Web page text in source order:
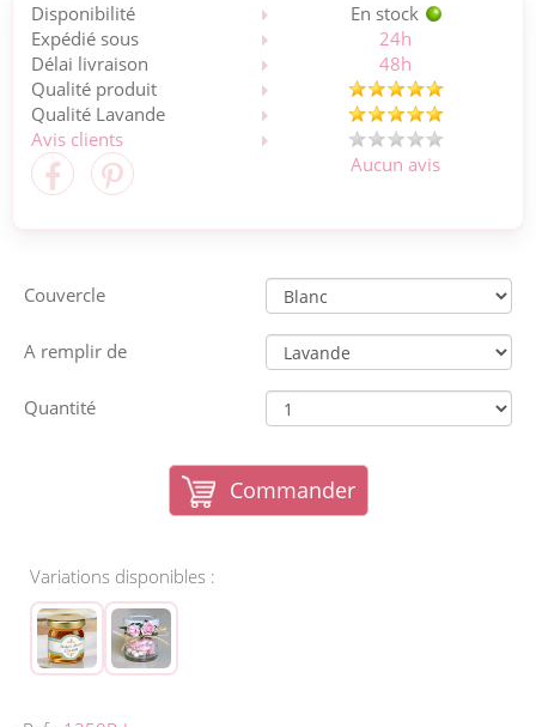
Disponibilité
En stock
Expédié sous
24h
Délai livraison
48h
Qualité produit
Qualité Lavande
Avis clients
Aucun avis
Couvercle
A remplir de
Quantité
Commander
Variations disponibles :